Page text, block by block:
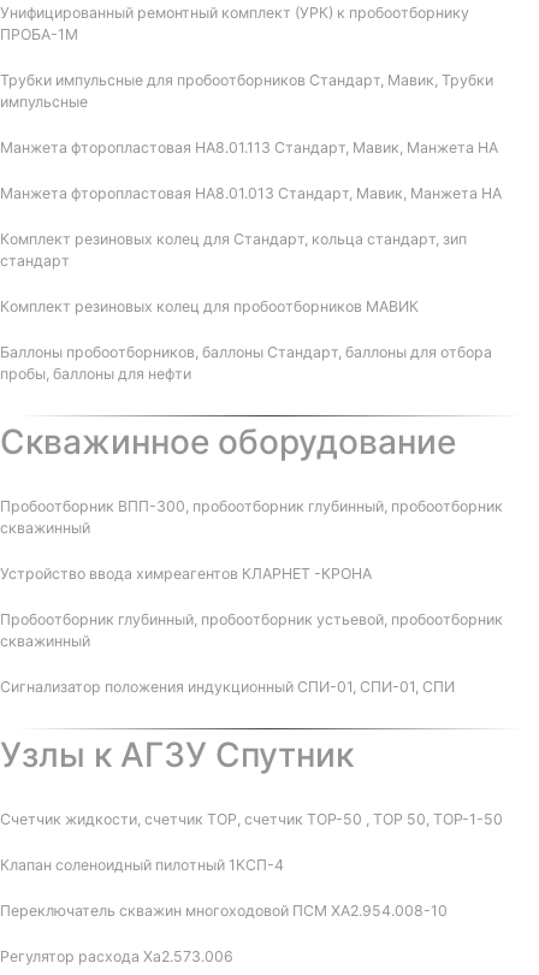
Унифицированный ремонтный комплект (УРК) к пробоотборнику
ПРОБА-1М
Трубки импульсные для пробоотборников Стандарт, Мавик, Трубки
импульсные
Манжета фторопластовая НА8.01.113 Стандарт, Мавик, Манжета НА
Манжета фторопластовая НА8.01.013 Стандарт, Мавик, Манжета НА
Комплект резиновых колец для Стандарт, кольца стандарт, зип
стандарт
Комплект резиновых колец для пробоотборников МАВИК
Баллоны пробоотборников, баллоны Стандарт, баллоны для отбора
пробы, баллоны для нефти
Скважинное оборудование
Пробоотборник ВПП-300, пробоотборник глубинный, пробоотборник
скважинный
Устройство ввода химреагентов КЛАРНЕТ -КРОНА
Пробоотборник глубинный, пробоотборник устьевой, пробоотборник
скважинный
Сигнализатор положения индукционный СПИ-01, СПИ-01, СПИ
Узлы к АГЗУ Спутник
Счетчик жидкости, счетчик ТОР, счетчик ТОР-50 , ТОР 50, ТОР-1-50
Клапан соленоидный пилотный 1КСП-4
Переключатель скважин многоходовой ПСМ ХА2.954.008-10
Регулятор расхода Ха2.573.006